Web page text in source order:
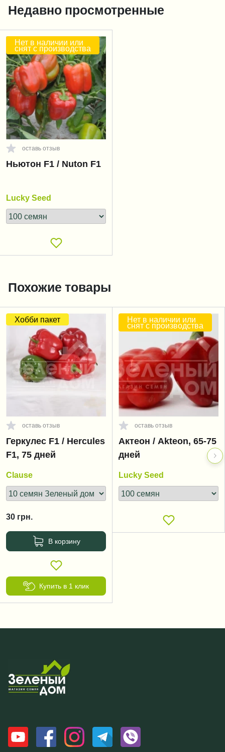
Недавно просмотренные
Нет в наличии или
снят с производства
оставь отзыв
Ньютон F1 / Nuton F1
Lucky Seed
Похожие товары
Хобби пакет
оставь отзыв
Геркулес F1 / Hercules
F1, 75 дней
Clause
30 грн.
В корзину
Купить в 1 клик
Нет в наличии или
снят с производства
оставь отзыв
Актеон / Akteon, 65-75
дней
Lucky Seed